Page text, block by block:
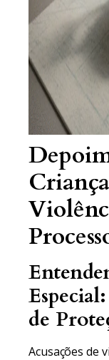
de
Acusações de